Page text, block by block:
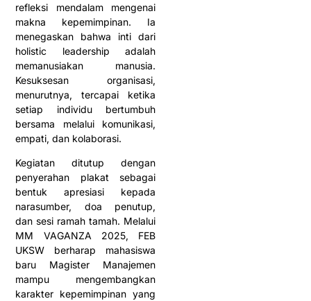
refleksi mendalam mengenai
makna kepemimpinan. Ia
menegaskan bahwa inti dari
holistic leadership adalah
memanusiakan manusia.
Kesuksesan organisasi,
menurutnya, tercapai ketika
setiap individu bertumbuh
bersama melalui komunikasi,
empati, dan kolaborasi.
Kegiatan ditutup dengan
penyerahan plakat sebagai
bentuk apresiasi kepada
narasumber, doa penutup,
dan sesi ramah tamah. Melalui
MM VAGANZA 2025, FEB
UKSW berharap mahasiswa
baru Magister Manajemen
mampu mengembangkan
karakter kepemimpinan yang